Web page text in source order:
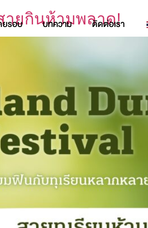
ยรอบ บทความ ติดต่อเรา
ายกินห้ามพลาด!